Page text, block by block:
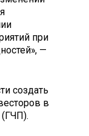
при
—
создать
в
(ГЧП).